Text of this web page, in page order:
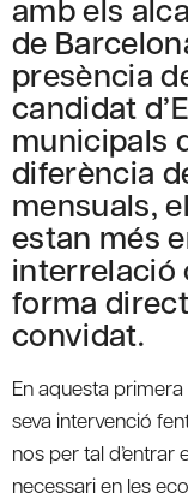
amb els
de
presència
candidat
municipals
diferència
mensuals,
estan més
interrelació
forma
convidat.
En aquesta
seva intervenció
nos per tal d’entrar
necessari en les